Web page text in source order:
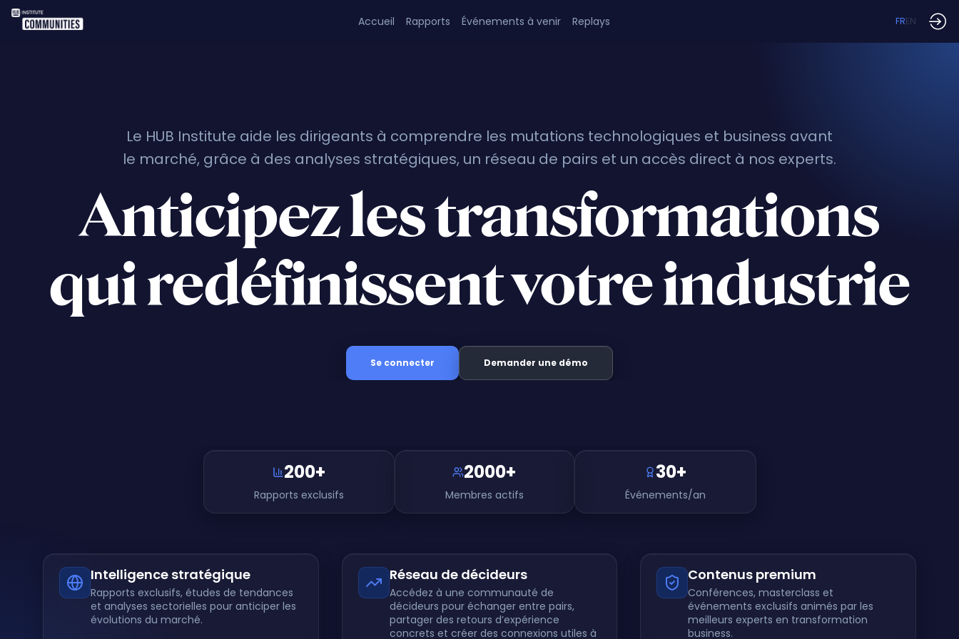
Accueil Rapports Événements à venir Replays FREN
Le HUB Institute aide les dirigeants à comprendre les mutations technologiques et business avant
le marché, grâce à des analyses stratégiques, un réseau de pairs et un accès direct à nos experts.
Anticipez les transformations
qui redéfinissent votre industrie
Se connecter Demander une démo
200+
Rapports exclusifs
2000+
Membres actifs
30+
Événements/an
Intelligence stratégique
Rapports exclusifs, études de tendances
et analyses sectorielles pour anticiper les
évolutions du marché.
Réseau de décideurs
Accédez à une communauté de
décideurs pour échanger entre pairs,
partager des retours d’expérience
concrets et créer des connexions utiles à
Contenus premium
Conférences, masterclass et
événements exclusifs animés par les
meilleurs experts en transformation
business.